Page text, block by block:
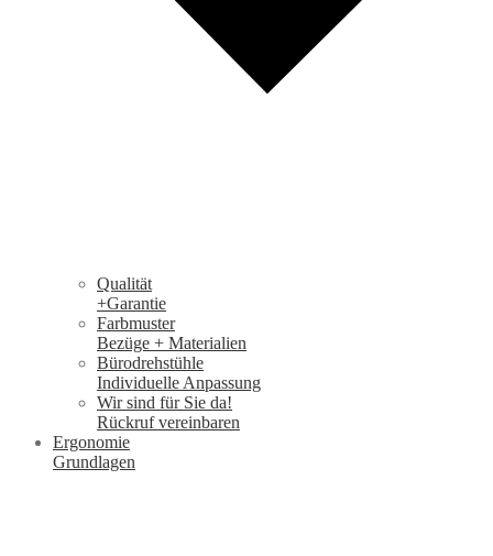
Qualität
+Garantie
Farbmuster
Bezüge + Materialien
Bürodrehstühle
Individuelle Anpassung
Wir sind für Sie da!
Rückruf vereinbaren
Ergonomie
Grundlagen